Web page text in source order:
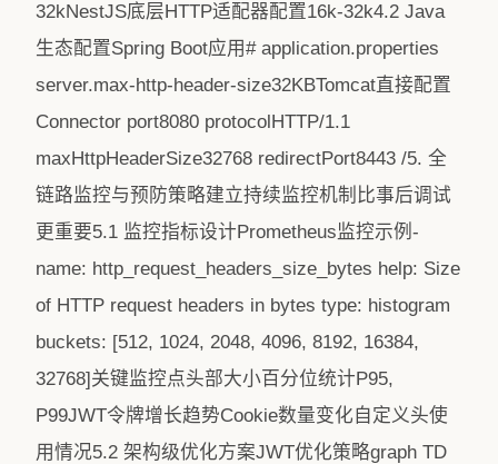
32kNestJS底层HTTP适配器配置16k-32k4.2 Java
生态配置Spring Boot应用# application.properties
server.max-http-header-size32KBTomcat直接配置
Connector port8080 protocolHTTP/1.1
maxHttpHeaderSize32768 redirectPort8443 /5. 全
链路监控与预防策略建立持续监控机制比事后调试
更重要5.1 监控指标设计Prometheus监控示例-
name: http_request_headers_size_bytes help: Size
of HTTP request headers in bytes type: histogram
buckets: [512, 1024, 2048, 4096, 8192, 16384,
32768]关键监控点头部大小百分位统计P95,
P99JWT令牌增长趋势Cookie数量变化自定义头使
用情况5.2 架构级优化方案JWT优化策略graph TD